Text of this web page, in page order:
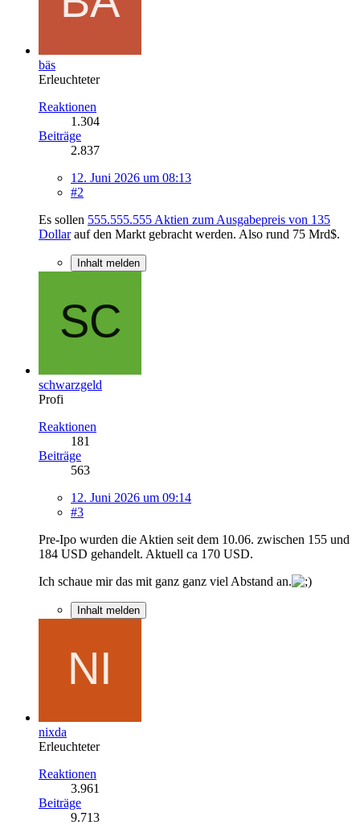
bäs
Erleuchteter
Reaktionen
1.304
Beiträge
2.837
12. Juni 2026 um 08:13
#2
Es sollen 555.555.555 Aktien zum Ausgabepreis von 135
Dollarauf den Markt gebracht werden. Also rund 75 Mrd$.
Inhalt melden
schwarzgeld
Profi
Reaktionen
181
Beiträge
563
12. Juni 2026 um 09:14
#3
Pre-Ipo wurden die Aktien seit dem 10.06. zwischen 155 und
184 USD gehandelt. Aktuell ca 170 USD.
Ich schaue mir das mit ganz ganz viel Abstand an.
Inhalt melden
nixda
Erleuchteter
Reaktionen
3.961
Beiträge
9.713